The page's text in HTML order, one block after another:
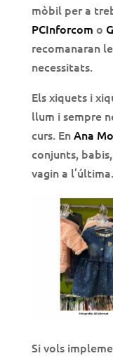
mòbil per a
PCInforcom o
recomanaran
necessitats.
Els xiquets i
llum i sempre
curs. EnAna
conjunts,
vagin a l’última.
Si vols